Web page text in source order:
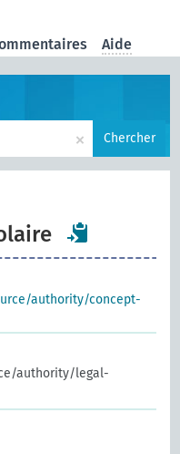
Aide
× Chercher
authority/concept-
authority/legal-